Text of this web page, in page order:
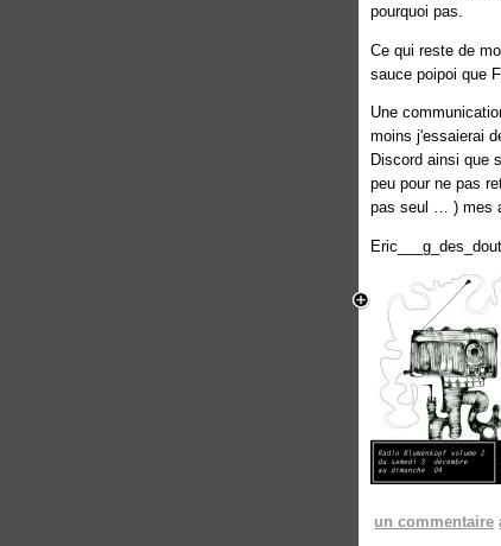
pourquoi pas.
Ce qui reste de
sauce poipoi que
Une
moins j'essaierai
Discord ainsi que
peu pour ne pas
pas seul … ) mes
un commentaire